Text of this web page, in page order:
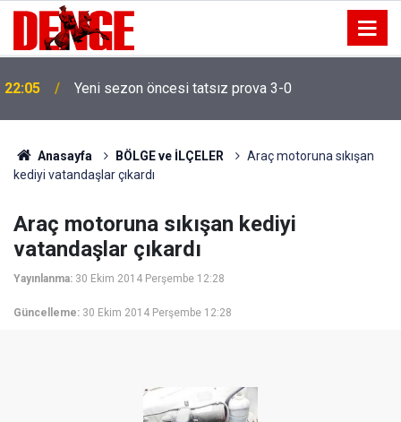
20:00 NADEZHDA isimli gemi Samsun'a getirildi
Anasayfa BÖLGE ve İLÇELER
Araç motoruna sıkışan
kediyi vatandaşlar çıkardı
Araç motoruna sıkışan kediyi
vatandaşlar çıkardı
Yayınlanma: 30 Ekim 2014 Perşembe 12:28
Güncelleme: 30 Ekim 2014 Perşembe 12:28